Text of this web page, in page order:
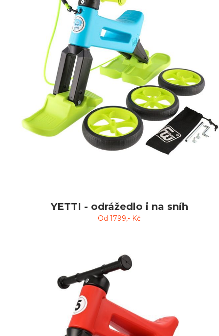
YETTI - odrážedlo i na sníh
Od 1799,- Kč